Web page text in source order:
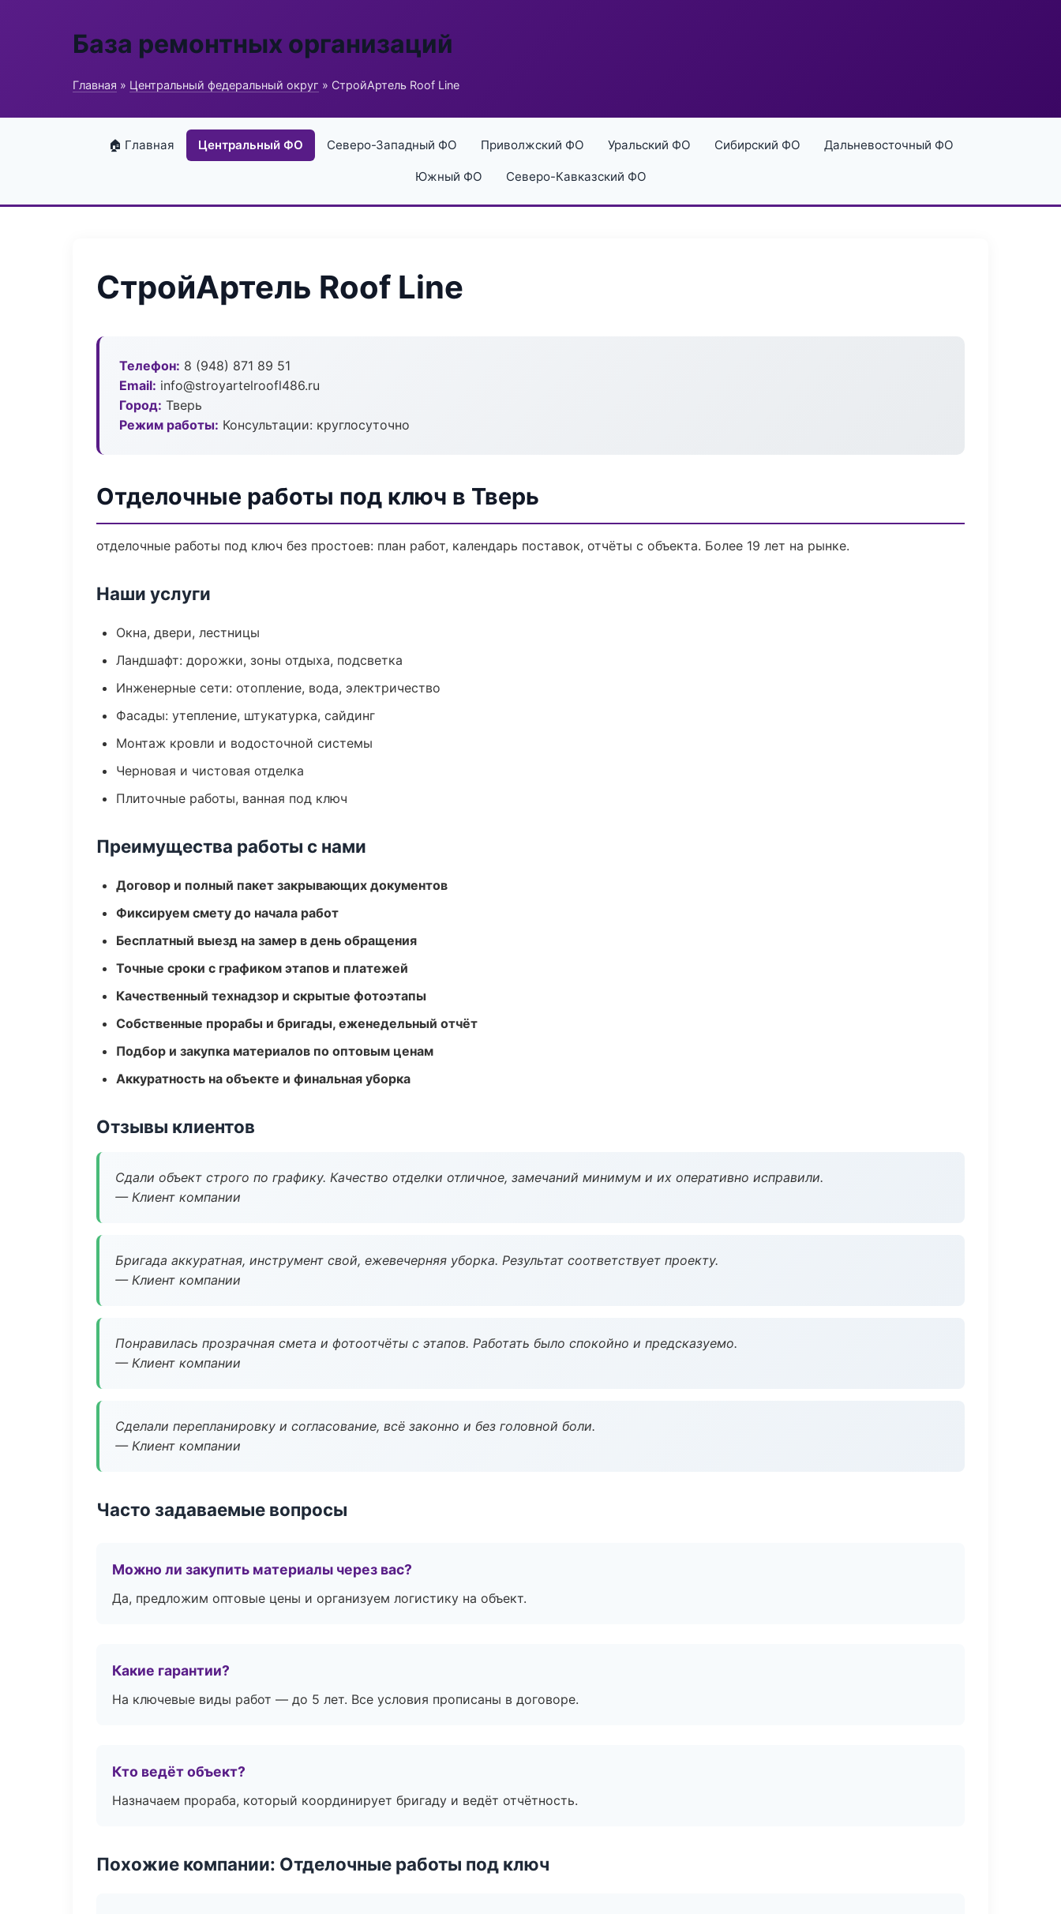
База ремонтных организаций
Главная » Центральный федеральный округ » СтройАртель Roof Line
🏠 Главная Центральный ФО Северо-Западный ФО Приволжский ФО Уральский ФО Сибирский ФО Дальневосточный ФО
Южный ФО Северо-Кавказский ФО
СтройАртель Roof Line
Телефон: 8 (948) 871 89 51
Email: info@stroyartelroofl486.ru
Город: Тверь
Режим работы: Консультации: круглосуточно
Отделочные работы под ключ в Тверь
отделочные работы под ключ без простоев: план работ, календарь поставок, отчёты с объекта. Более 19 лет на рынке.
Наши услуги
Окна, двери, лестницы
Ландшафт: дорожки, зоны отдыха, подсветка
Инженерные сети: отопление, вода, электричество
Фасады: утепление, штукатурка, сайдинг
Монтаж кровли и водосточной системы
Черновая и чистовая отделка
Плиточные работы, ванная под ключ
Преимущества работы с нами
Договор и полный пакет закрывающих документов
Фиксируем смету до начала работ
Бесплатный выезд на замер в день обращения
Точные сроки с графиком этапов и платежей
Качественный технадзор и скрытые фотоэтапы
Собственные прорабы и бригады, еженедельный отчёт
Подбор и закупка материалов по оптовым ценам
Аккуратность на объекте и финальная уборка
Отзывы клиентов
Сдали объект строго по графику. Качество отделки отличное, замечаний минимум и их оперативно исправили.
— Клиент компании
Бригада аккуратная, инструмент свой, ежевечерняя уборка. Результат соответствует проекту.
— Клиент компании
Понравилась прозрачная смета и фотоотчёты с этапов. Работать было спокойно и предсказуемо.
— Клиент компании
Сделали перепланировку и согласование, всё законно и без головной боли.
— Клиент компании
Часто задаваемые вопросы
Можно ли закупить материалы через вас?
Да, предложим оптовые цены и организуем логистику на объект.
Какие гарантии?
На ключевые виды работ — до 5 лет. Все условия прописаны в договоре.
Кто ведёт объект?
Назначаем прораба, который координирует бригаду и ведёт отчётность.
Похожие компании: Отделочные работы под ключ